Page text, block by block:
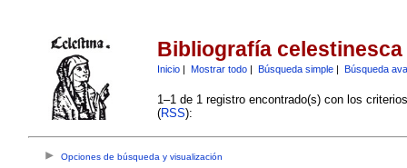
Bibliografía celestinesca
Inicio| Mostrar todo| Búsqueda simple| Búsqueda
1–1 de 1 registro encontrado(s) con los
(RSS):
Opciones de búsqueda y visualización